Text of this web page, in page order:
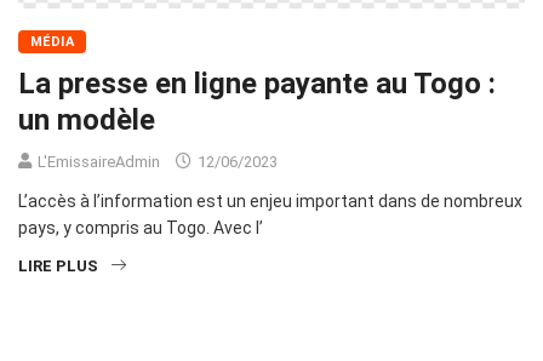
MÉDIA
La presse en ligne payante au Togo :
un modèle
L'EmissaireAdmin 12/06/2023
L’accès à l’information est un enjeu important dans de nombreux
pays, y compris au Togo. Avec l’
LIRE PLUS